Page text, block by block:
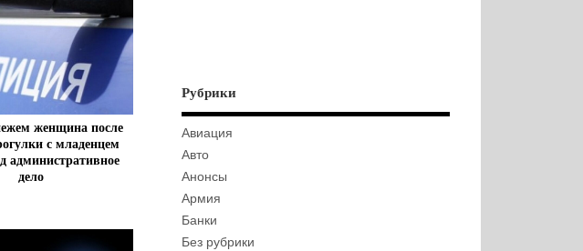
женщина после
с младенцем
административное
дело
Рубрики
Авиация
Авто
Анонсы
Армия
Банки
Без рубрики